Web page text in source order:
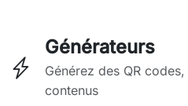
Générateurs
Générez des QR
contenus